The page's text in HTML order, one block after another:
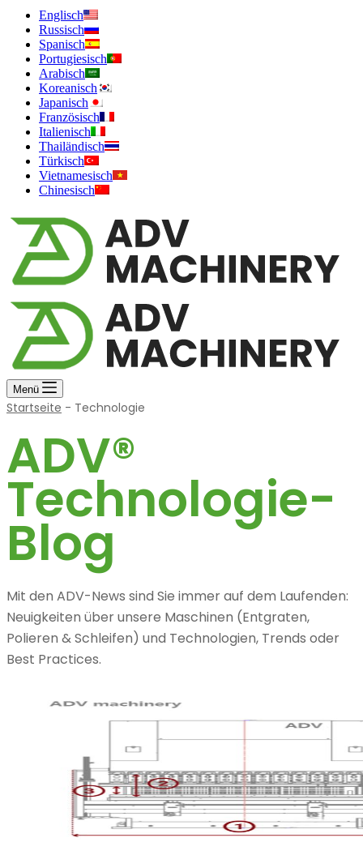
Englisch
Russisch
Spanisch
Portugiesisch
Arabisch
Koreanisch
Japanisch
Französisch
Italienisch
Thailändisch
Türkisch
Vietnamesisch
Chinesisch
Menü
Startseite - Technologie
ADV®
Technologie-
Blog
Mit den ADV-News sind Sie immer auf dem Laufenden:
Neuigkeiten über unsere Maschinen (Entgraten,
Polieren & Schleifen) und Technologien, Trends oder
Best Practices.